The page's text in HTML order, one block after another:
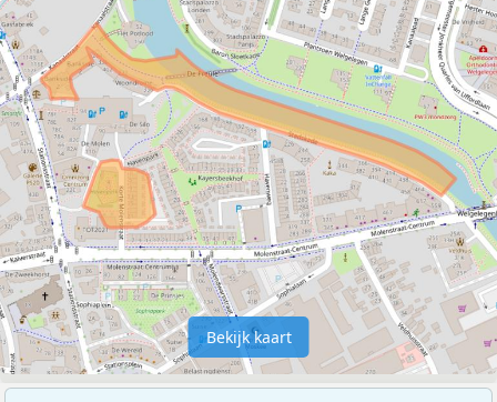
Bekijk kaart